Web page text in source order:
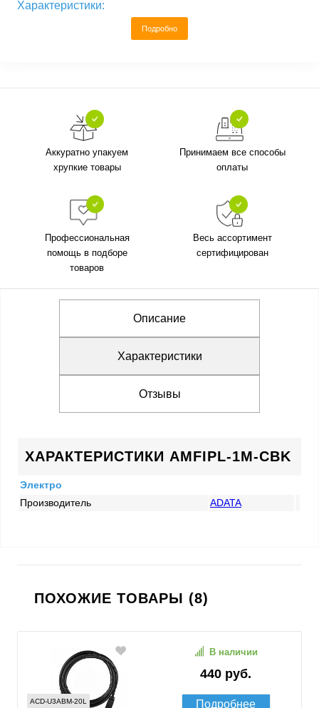
Характеристики:
Подробно
Аккуратно упакуем
хрупкие товары
Принимаем все способы
оплаты
Профессиональная
помощь в подборе
товаров
Весь ассортимент
сертифицирован
Описание
Характеристики
Отзывы
ХАРАКТЕРИСТИКИ AMFIPL-1M-CBK
Электро
Производитель
ADATA
ПОХОЖИЕ ТОВАРЫ (8)
ACD-U3ABM-20L
440 руб.
В наличии
Подробнее